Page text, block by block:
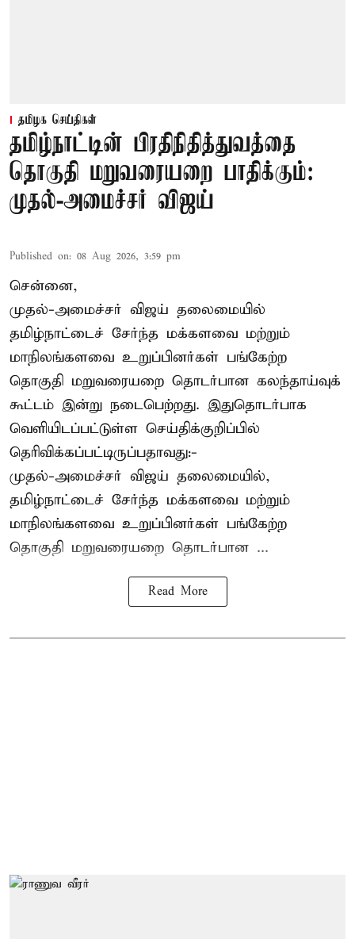
தமிழக செய்திகள்
தமிழ்நாட்டின் பிரதிநிதித்துவத்தை
தொகுதி மறுவரையறை பாதிக்கும்:
முதல்-அமைச்சர் விஜய்
Published on: 08 Aug 2026, 3:59 pm
சென்னை,
முதல்-அமைச்சர் விஜய் தலைமையில்
தமிழ்நாட்டைச் சேர்ந்த மக்களவை மற்றும்
மாநிலங்களவை உறுப்பினர்கள் பங்கேற்ற
தொகுதி மறுவரையறை தொடர்பான கலந்தாய்வுக்
கூட்டம் இன்று நடைபெற்றது. இதுதொடர்பாக
வெளியிடப்பட்டுள்ள செய்திக்குறிப்பில்
தெரிவிக்கப்பட்டிருப்பதாவது:-
முதல்-அமைச்சர் விஜய் தலைமையில்,
தமிழ்நாட்டைச் சேர்ந்த மக்களவை மற்றும்
மாநிலங்களவை உறுப்பினர்கள் பங்கேற்ற
தொகுதி மறுவரையறை தொடர்பான ...
Read More